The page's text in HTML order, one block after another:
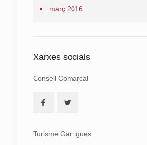
març 2016
Xarxes socials
Consell Comarcal
Turisme Garrigues